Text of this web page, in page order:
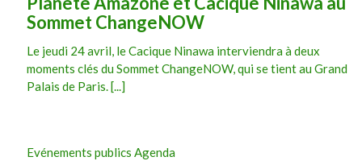
Sommet ChangeNOW
Le jeudi 24 avril, le Cacique Ninawa interviendra à deux
moments clés du Sommet ChangeNOW, qui se tient au Grand
Palais de Paris. [...]
Evénements publics Agenda